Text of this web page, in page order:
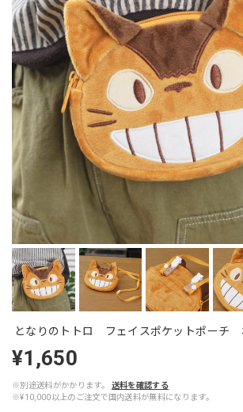
となりのトトロ フェイスポケットポーチ
¥1,650
※別途送料がかかります。
送料を確認する
※¥10,000以上のご注文で国内送料が無料になります。